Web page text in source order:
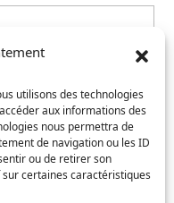
utilisons des technologies
aux informations des
nous permettra de
de navigation ou les ID
ou de retirer son
certaines caractéristiques